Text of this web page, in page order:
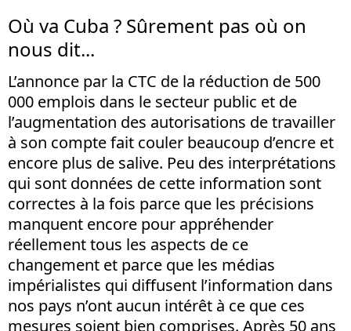
Où va Cuba ? Sûrement pas où on
nous dit...
L’annonce par la CTC de la réduction de 500
000 emplois dans le secteur public et de
l’augmentation des autorisations de travailler
à son compte fait couler beaucoup d’encre et
encore plus de salive. Peu des interprétations
qui sont données de cette information sont
correctes à la fois parce que les précisions
manquent encore pour appréhender
réellement tous les aspects de ce
changement et parce que les médias
impérialistes qui diffusent l’information dans
nos pays n’ont aucun intérêt à ce que ces
mesures soient bien comprises. Après 50 ans